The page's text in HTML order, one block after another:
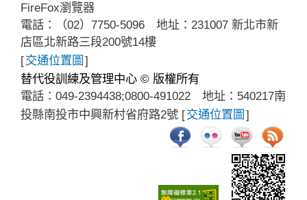
FireFox瀏覽器
電話：（02）7750-5096 地址：231007 新北市新
店區北新路三段200號14樓
[交通位置圖 ]
替代役訓練及管理中心 © 版權所有
電話：049-2394438;0800-491022 地址：540217南
投縣南投市中興新村省府路2號 [交通位置圖 ]